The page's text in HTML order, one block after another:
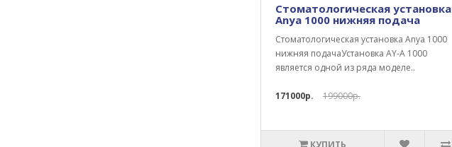
Стоматологическая установка
Anya 1000 нижняя подача
Стоматологическая установка Anya 1000
нижняя подачаУстановка AY-A 1000
является одной из ряда моделе..
171000р. 199000р.
КУПИТЬ